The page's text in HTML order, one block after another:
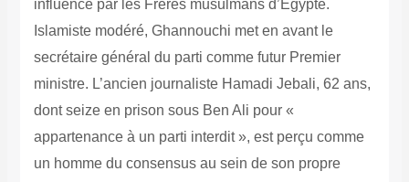
influencé par les Frères musulmans d’Egypte.
Islamiste modéré, Ghannouchi met en avant le
secrétaire général du parti comme futur Premier
ministre. L’ancien journaliste Hamadi Jebali, 62 ans,
dont seize en prison sous Ben Ali pour «
appartenance à un parti interdit », est perçu comme
un homme du consensus au sein de son propre